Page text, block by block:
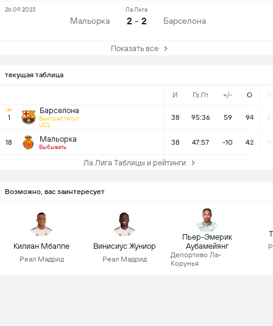
текущая таблица
И Гз:Гп +/- О В
1
Барселона
Выиграл титул
UCL
38 95:36 59 94 31
18 Мальорка
Выбывать
38 47:57 -10 42 11
Ла Лига Таблицы и рейтинги
Мальорка
Ла Лига
2 - 2 Барселона
26.09.2023
Показать все
Возможно, вас заинтересует
Килиан Мбаппе
Реал Мадрид
Винисиус Жуниор
Реал Мадрид
Пьер-Эмерик
Аубамейянг
Депортиво Ла-
Корунья